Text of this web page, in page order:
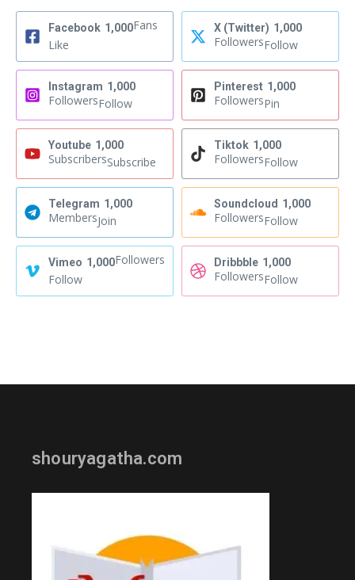
Facebook 1,000Fans
Like
X (Twitter) 1,000
FollowersFollow
Instagram 1,000
FollowersFollow
Pinterest 1,000
FollowersPin
Youtube 1,000
SubscribersSubscribe
Tiktok 1,000
FollowersFollow
Telegram 1,000
MembersJoin
Soundcloud 1,000
FollowersFollow
Vimeo 1,000Followers
Follow
Dribbble 1,000
FollowersFollow
shouryagatha.com